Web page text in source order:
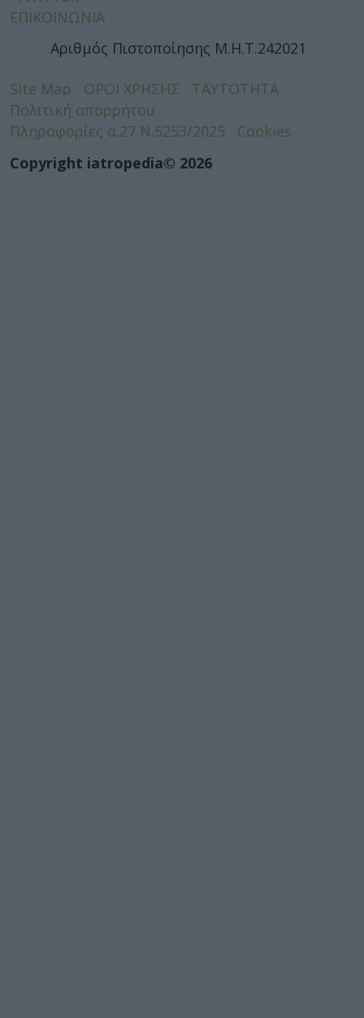
ΕΠΙΚΟΙΝΩΝΙΑ
Αριθμός Πιστοποίησης Μ.Η.Τ.242021
Site Map ΟΡΟΙ ΧΡΗΣΗΣ
ΤΑΥΤΟΤΗΤΑ
Πολιτική απορρήτου
Πληροφορίες α.27 Ν.5253/2025
Cookies
Copyright iatropedia© 2026